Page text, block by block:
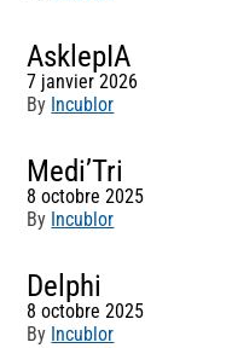
AsklepIA
7 janvier 2026
By Incublor
Medi’Tri
8 octobre 2025
By Incublor
Delphi
8 octobre 2025
By Incublor